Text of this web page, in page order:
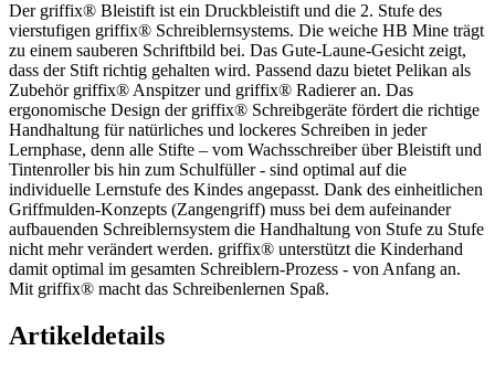
Der griffix® Bleistift ist ein Druckbleistift und die 2. Stufe des
vierstufigen griffix® Schreiblernsystems. Die weiche HB Mine trägt
zu einem sauberen Schriftbild bei. Das Gute-Laune-Gesicht zeigt,
dass der Stift richtig gehalten wird. Passend dazu bietet Pelikan als
Zubehör griffix® Anspitzer und griffix® Radierer an. Das
ergonomische Design der griffix® Schreibgeräte fördert die richtige
Handhaltung für natürliches und lockeres Schreiben in jeder
Lernphase, denn alle Stifte – vom Wachsschreiber über Bleistift und
Tintenroller bis hin zum Schulfüller - sind optimal auf die
individuelle Lernstufe des Kindes angepasst. Dank des einheitlichen
Griffmulden-Konzepts (Zangengriff) muss bei dem aufeinander
aufbauenden Schreiblernsystem die Handhaltung von Stufe zu Stufe
nicht mehr verändert werden. griffix® unterstützt die Kinderhand
damit optimal im gesamten Schreiblern-Prozess - von Anfang an.
Mit griffix® macht das Schreibenlernen Spaß.
Artikeldetails